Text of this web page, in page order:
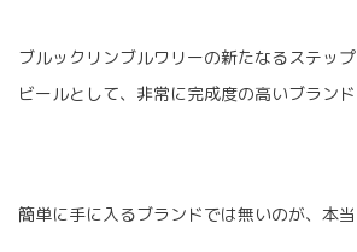
ブルックリンブルワリーの新たなるステップ
ビールとして、非常に完成度の高いブランド
簡単に手に入るブランドでは無いのが、本当